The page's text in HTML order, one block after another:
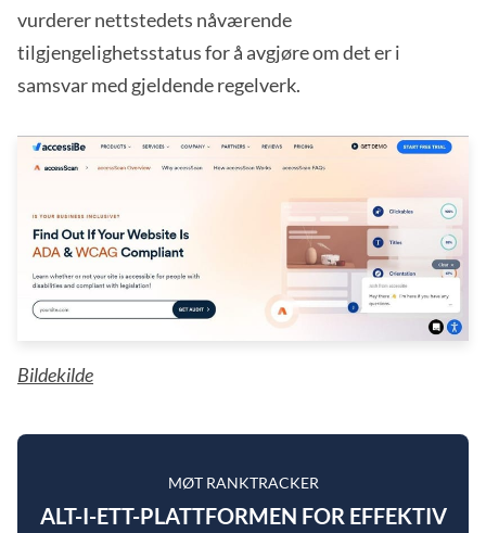
vurderer nettstedets nåværende
tilgjengelighetsstatus for å avgjøre om det er i
samsvar med gjeldende regelverk.
Bildekilde
MØT RANKTRACKER
ALT-I-ETT-PLATTFORMEN FOR EFFEKTIV